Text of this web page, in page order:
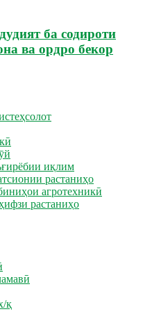
ба содироти
ва ордро бекор
иқлим
растаниҳо
агротехникӣ
растаниҳо
қ